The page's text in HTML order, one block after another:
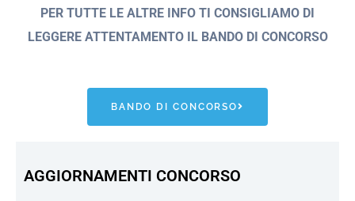
PER TUTTE LE ALTRE INFO TI CONSIGLIAMO DI
LEGGERE ATTENTAMENTO IL BANDO DI CONCORSO
BANDO DI CONCORSO
AGGIORNAMENTI CONCORSO